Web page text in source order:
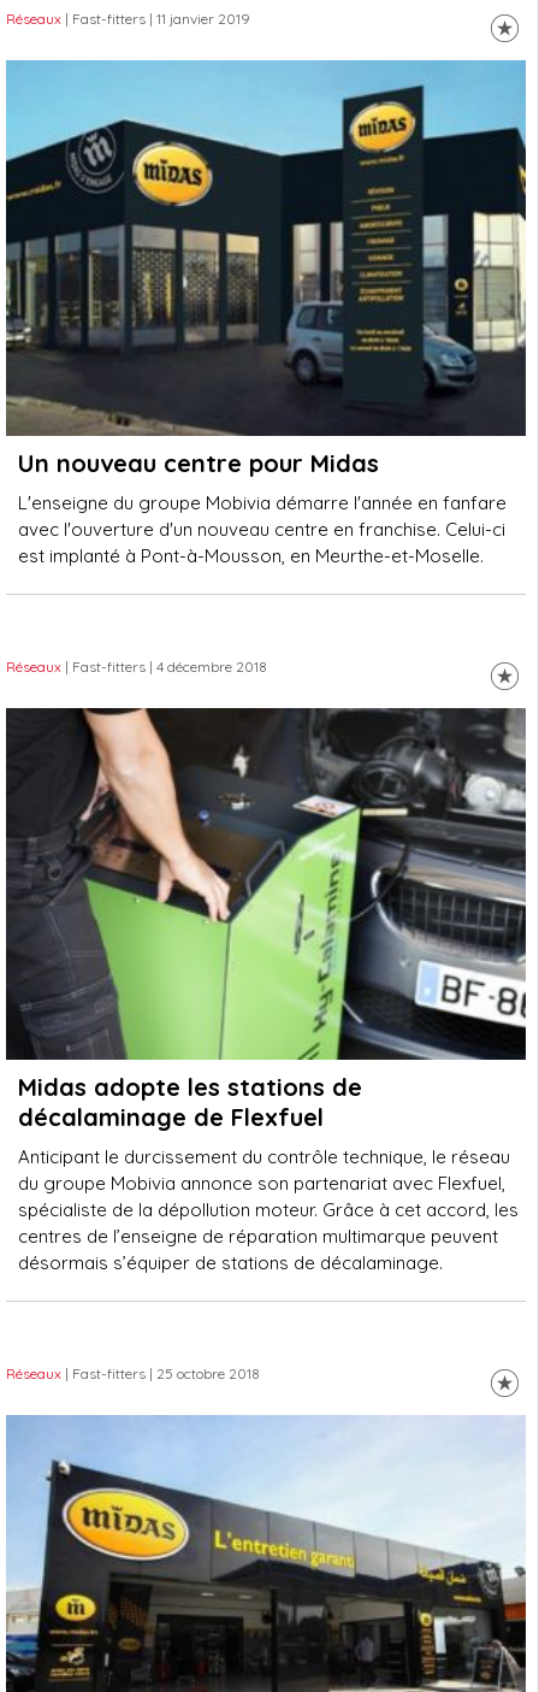
Réseaux | Fast-fitters | 11 janvier 2019
Un nouveau centre pour Midas
L'enseigne du groupe Mobivia démarre l'année en fanfare
avec l'ouverture d'un nouveau centre en franchise. Celui-ci
est implanté à Pont-à-Mousson, en Meurthe-et-Moselle.
Réseaux | Fast-fitters | 4 décembre 2018
Midas adopte les stations de
décalaminage de Flexfuel
Anticipant le durcissement du contrôle technique, le réseau
du groupe Mobivia annonce son partenariat avec Flexfuel,
spécialiste de la dépollution moteur. Grâce à cet accord, les
centres de l’enseigne de réparation multimarque peuvent
désormais s’équiper de stations de décalaminage.
Réseaux | Fast-fitters | 25 octobre 2018